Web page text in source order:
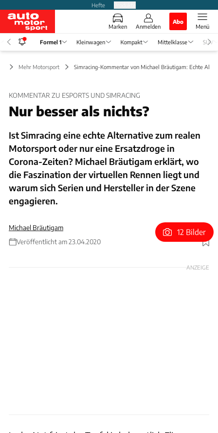
Hefte
Marken Anmelden
Abo
Menü
Formel 1 Kleinwagen Kompakt Mittelklasse SUV
Mehr Motorsport Simracing-Kommentar von Michael Bräutigam: Echte
KOMMENTAR ZU ESPORTS UND SIMRACING
Nur besser als nichts?
Ist Simracing eine echte Alternative zum realen
Motorsport oder nur eine Ersatzdroge in
Corona-Zeiten? Michael Bräutigam erklärt, wo
die Faszination der virtuellen Rennen liegt und
warum sich Serien und Hersteller in der Szene
engagieren.
Michael Bräutigam
Veröffentlicht am 23.04.2020
Foto: NLS / VCO
12 Bilder
ANZEIGE